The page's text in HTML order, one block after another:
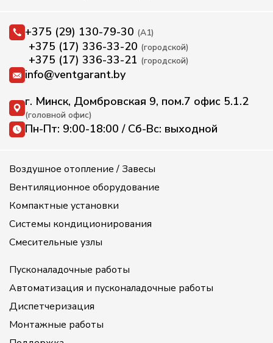
+375 (29) 130-79-30 (А1)
+375 (17) 336-33-20 (городской)
+375 (17) 336-33-21 (городской)
info@ventgarant.by
г. Минск, Домбровская 9, пом.7 офис 5.1.2
(головной офис)
Пн-Пт: 9:00-18:00 / Сб-Вс: выходной
Воздушное отопление / Завесы
Вентиляционное оборудование
Компактные установки
Системы кондиционирования
Смесительные узлы
Пусконаладочные работы
Автоматизация и пусконаладочные работы
Диспетчеризация
Монтажные работы